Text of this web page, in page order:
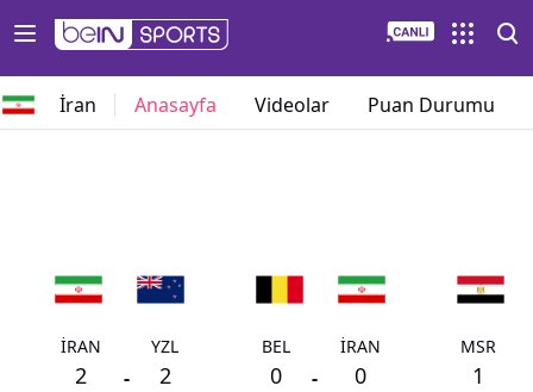
İran Anasayfa Videolar Puan Durumu
İRAN
2 -
YZL
2
BEL
0 -
İRAN
0
MSR
1